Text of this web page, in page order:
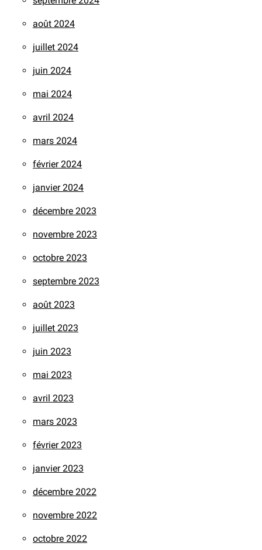
août 2024
juillet 2024
juin 2024
mai 2024
avril 2024
mars 2024
février 2024
janvier 2024
décembre 2023
novembre 2023
octobre 2023
septembre 2023
août 2023
juillet 2023
juin 2023
mai 2023
avril 2023
mars 2023
février 2023
janvier 2023
décembre 2022
novembre 2022
octobre 2022